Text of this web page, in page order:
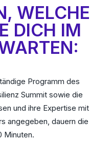
WELCHE
DICH IM
Programm des
Summit sowie die
und ihre Expertise mit
angegeben, dauern die
Minuten.